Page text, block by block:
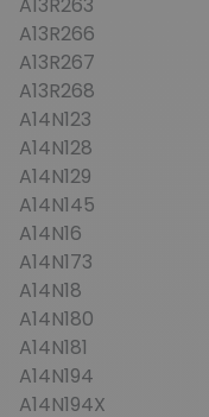
A13R266
A13R267
A13R268
A14N123
A14N128
A14N129
A14N145
A14N16
A14N173
A14N18
A14N180
A14N181
A14N194
A14N194X